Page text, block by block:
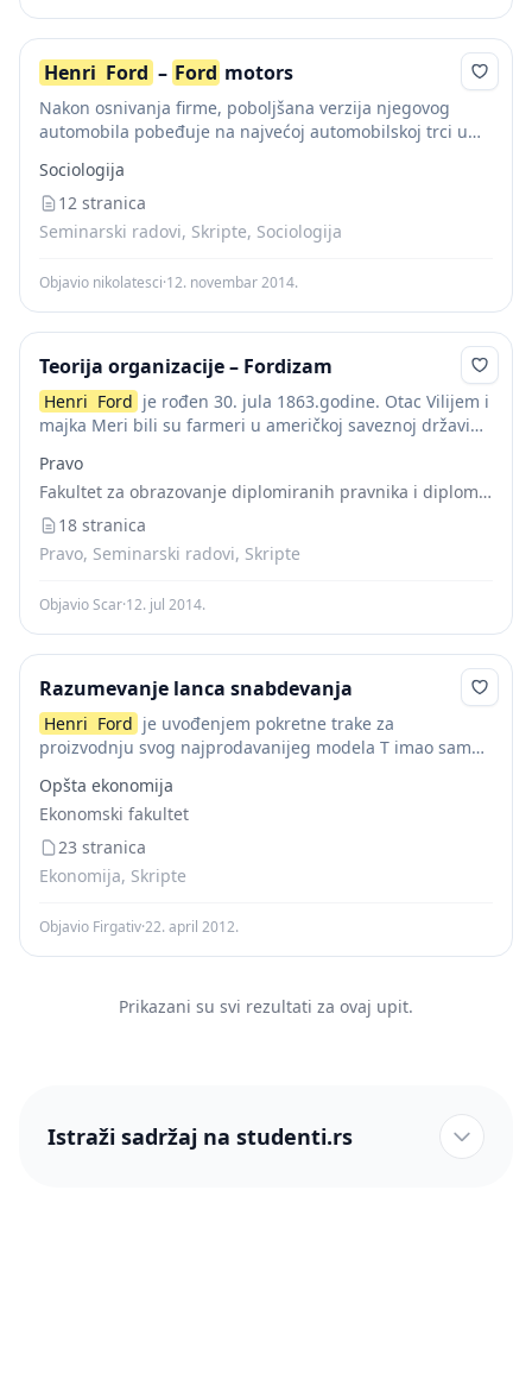
Henri Ford – Ford motors
Nakon osnivanja firme, poboljšana verzija njegovog
automobila pobeđuje na najvećoj automobilskoj trci u
osnivanja firme, dolazi do razilaženja sa finansijerima.
Razlozi...
Sociologija
12 stranica
Seminarski radovi, Skripte, Sociologija
Objavio nikolatesci·12. novembar 2014.
Teorija organizacije – Fordizam
Henri Ford je rođen 30. jula 1863.godine. Otac Vilijem i
majka Meri bili su farmeri u američkoj saveznoj državi
interesovanje za mehaniku. Sa...
Pravo
Fakultet za obrazovanje diplomiranih pravnika i diplomiranih ekonomista za rukovodeće kadrove
18 stranica
Pravo, Seminarski radovi, Skripte
Objavio Scar·12. jul 2014.
Razumevanje lanca snabdevanja
Henri Ford je uvođenjem pokretne trake za
proizvodnju svog najprodavanijeg modela T imao samo
vrednost za široke narodne mase...
Opšta ekonomija
Ekonomski fakultet
23 stranica
Ekonomija, Skripte
Objavio Firgativ·22. april 2012.
Prikazani su svi rezultati za ovaj upit.
Istraži sadržaj na studenti.rs